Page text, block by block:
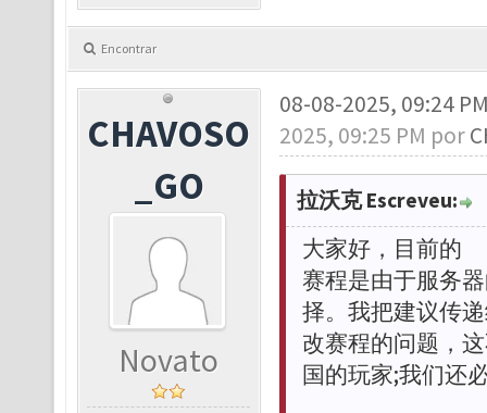
Encontrar
CHAVOSO
_GO
Novato
08-08-2025, 09:24
2025, 09:25 PM por
拉沃克 Escreveu:
大家好，目前的
赛程是由于服务
择。我把建议传
改赛程的问题，
国的玩家;我们还